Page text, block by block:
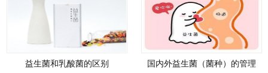
益生菌和乳酸菌的区别
国内外益生菌（菌种）的管理